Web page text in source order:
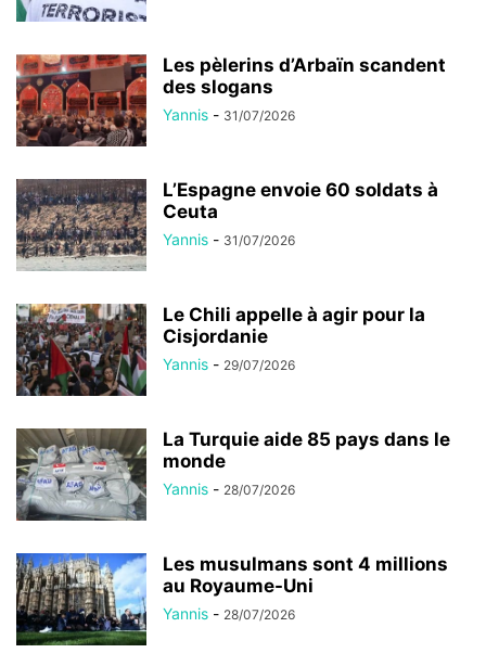
Les pèlerins d’Arbaïn scandent
des slogans
Yannis - 31/07/2026
L’Espagne envoie 60 soldats à
Ceuta
Yannis - 31/07/2026
Le Chili appelle à agir pour la
Cisjordanie
Yannis - 29/07/2026
La Turquie aide 85 pays dans le
monde
Yannis - 28/07/2026
Les musulmans sont 4 millions
au Royaume-Uni
Yannis - 28/07/2026